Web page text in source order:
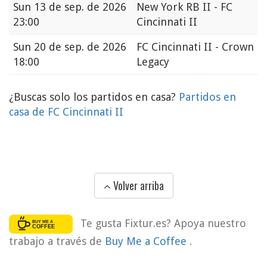
Sun 13 de sep. de 2026
23:00
New York RB II - FC
Cincinnati II
Sun 20 de sep. de 2026
18:00
FC Cincinnati II - Crown
Legacy
¿Buscas solo los partidos en casa? Partidos en
casa de FC Cincinnati II
Volver arriba
Te gusta Fixtur.es? Apoya nuestro
trabajo a través de Buy Me a Coffee .